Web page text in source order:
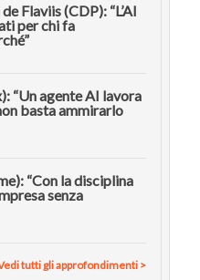
Flaviis (CDP): “L’AI
per chi fa
“Un agente AI lavora
basta ammirarlo
“Con la disciplina
senza
tutti gli approfondimenti >